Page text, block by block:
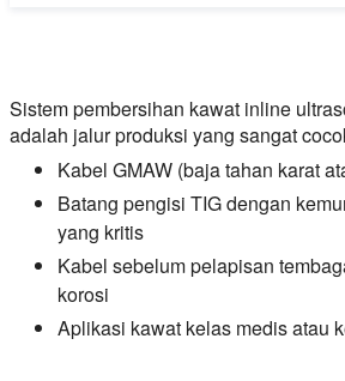
Sistem pembersihan kawat inline
adalah jalur produksi yang sangat
Kabel GMAW (baja tahan karat
Batang pengisi TIG dengan
yang kritis
Kabel sebelum pelapisan
korosi
Aplikasi kawat kelas medis atau